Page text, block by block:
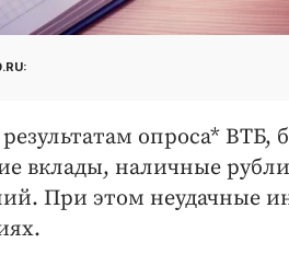
опроса*
вклады, наличные
При этом неудачные